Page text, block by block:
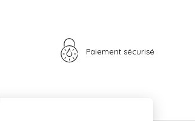
Paiement sécurisé